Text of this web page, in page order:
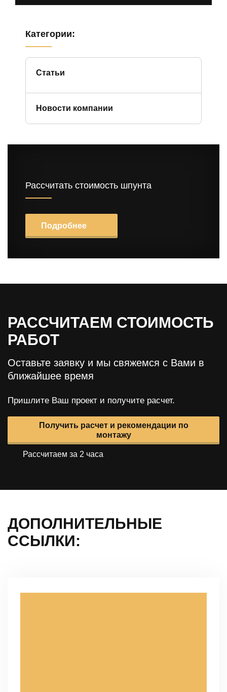
Категории:
Статьи
Новости компании
Рассчитать стоимость шпунта
Подробнее
РАССЧИТАЕМ СТОИМОСТЬ
РАБОТ
Оставьте заявку и мы свяжемся с Вами в
ближайшее время
Пришлите Ваш проект и получите расчет.
Получить расчет и рекомендации по
монтажу
Рассчитаем за 2 часа
ДОПОЛНИТЕЛЬНЫЕ
ССЫЛКИ: